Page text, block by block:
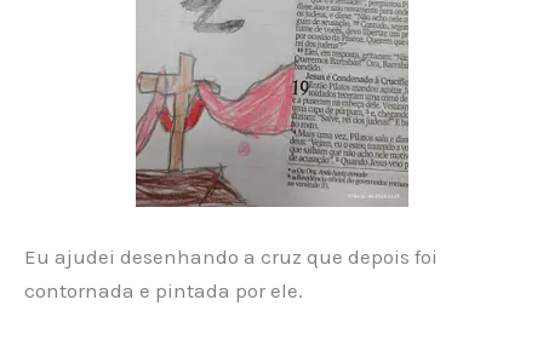
Eu ajudei desenhando a cruz que depois foi
contornada e pintada por ele.